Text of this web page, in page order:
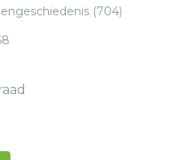
(704)